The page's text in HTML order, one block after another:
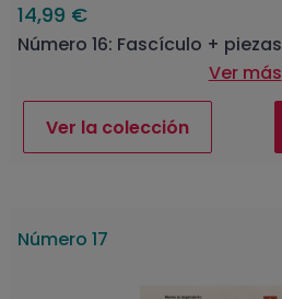
14,99 €
Número 16: Fascículo + piezas
Ver más
Ver la colección
Número 17